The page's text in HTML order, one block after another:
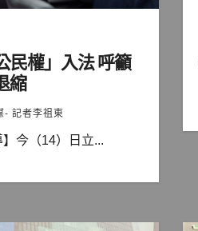
民權」入法 呼籲
縮
- 記者李祖東
】今（14）日立...